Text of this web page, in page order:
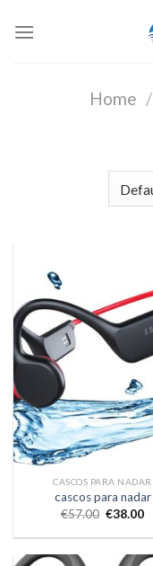
Home /
CASCOS PARA NADAR
cascos para nadar
€57.00 €38.00